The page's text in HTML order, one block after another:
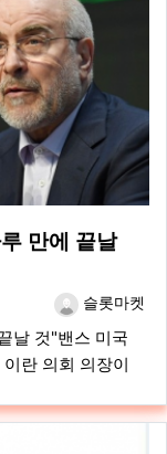
만에 끝날
등록자슬롯마켓
날 것"밴스 미국
란 의회 의장이